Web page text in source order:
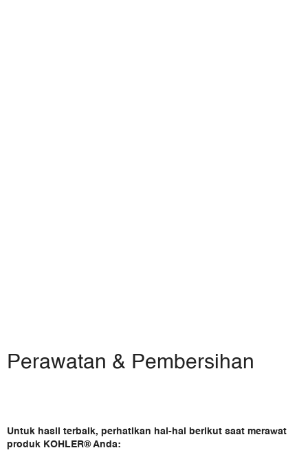
Cayman Islands
Costa Rica
Honduras
Jamaica
Perawatan & Pembersihan
Untuk hasil terbaik, perhatikan hal-hal berikut saat merawat
produk KOHLER® Anda: